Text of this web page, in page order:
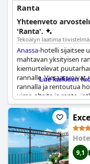
Ranta
Yhteenveto
'Ranta'.
Tekoälyn laatima tiivistelmä
Anassa-hotelli sijaitsee
mahtavan yksityisen
kiemurtelevat
rannalle. Vieraat voivat
rannalla ja rentoutua
uima-altaita ja ranta,
sijainnin
täydellisen paikan
pikkukiviranta, jolta
kaikkiaan
Anassa
rantaelämyksen, joka
Lue kaikkien
9,1